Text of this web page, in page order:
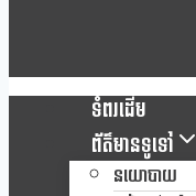
ទំពរដើម
ព័ត៌មានទូទៅ
នយោបាយ